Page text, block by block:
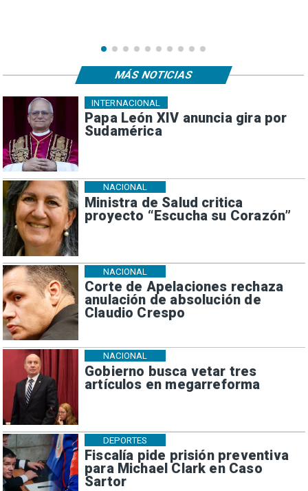
Papa León XIV anuncia gira por
Sudamérica
INTERNACIONAL
Ministra de Salud critica
proyecto “Escucha su Corazón”
NACIONAL
Corte de Apelaciones rechaza
anulación de absolución de
Claudio Crespo
NACIONAL
Gobierno busca vetar tres
artículos en megarreforma
NACIONAL
Fiscalía pide prisión preventiva
para Michael Clark en Caso
Sartor
DEPORTES
MÁS NOTICIAS